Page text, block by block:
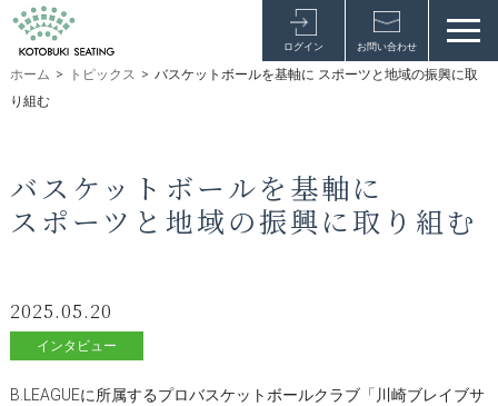
ログイン お問い合わせ
ホーム > トピックス > バスケットボールを基軸に スポーツと地域の振興に取
り組む
バスケットボールを基軸に
スポーツと地域の振興に取り組む
2025.05.20
インタビュー
B.LEAGUEに所属するプロバスケットボールクラブ「川崎ブレイブサ